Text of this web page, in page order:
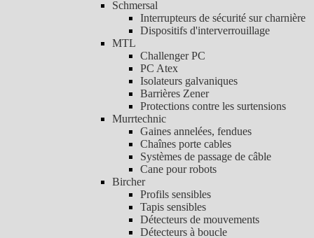
Schmersal
Interrupteurs de sécurité sur charnière
Dispositifs d'interverrouillage
MTL
Challenger PC
PC Atex
Isolateurs galvaniques
Barrières Zener
Protections contre les surtensions
Murrtechnic
Gaines annelées, fendues
Chaînes porte cables
Systèmes de passage de câble
Cane pour robots
Bircher
Profils sensibles
Tapis sensibles
Détecteurs de mouvements
Détecteurs à boucle